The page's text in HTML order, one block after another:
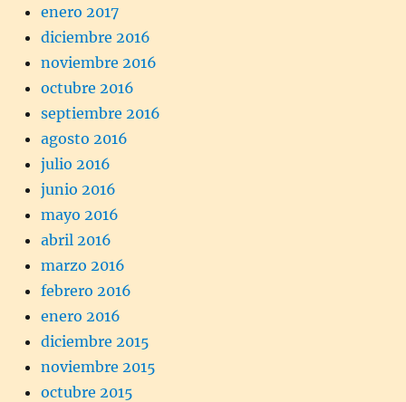
enero 2017
diciembre 2016
noviembre 2016
octubre 2016
septiembre 2016
agosto 2016
julio 2016
junio 2016
mayo 2016
abril 2016
marzo 2016
febrero 2016
enero 2016
diciembre 2015
noviembre 2015
octubre 2015